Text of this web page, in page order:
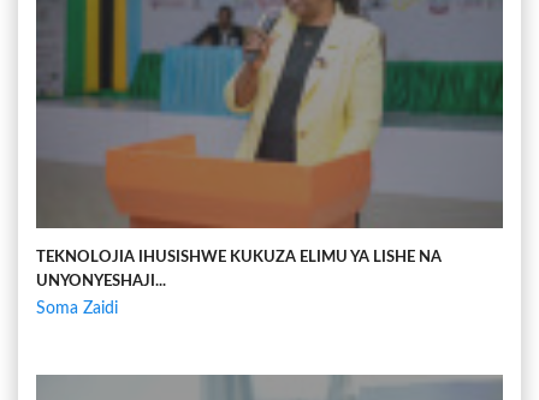
TEKNOLOJIA IHUSISHWE KUKUZA ELIMU YA LISHE NA
UNYONYESHAJI...
Soma Zaidi